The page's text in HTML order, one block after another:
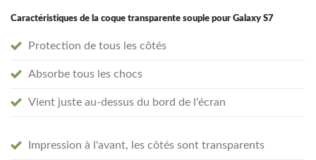
Caractéristiques de la coque transparente souple pour Galaxy S7
Protection de tous les côtés
Absorbe tous les chocs
Vient juste au-dessus du bord de l'écran
Impression à l'avant, les côtés sont transparents